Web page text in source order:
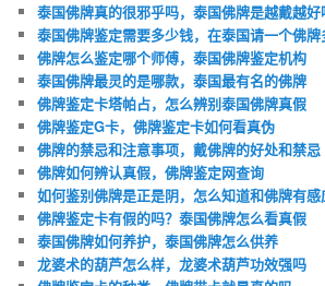
泰国佛牌真的很邪乎吗，泰国佛牌是越戴越好
泰国佛牌鉴定需要多少钱，在泰国请一个佛牌
佛牌怎么鉴定哪个师傅，泰国佛牌鉴定机构
泰国佛牌最灵的是哪款，泰国最有名的佛牌
佛牌鉴定卡塔帕占，怎么辨别泰国佛牌真假
佛牌鉴定G卡，佛牌鉴定卡如何看真伪
佛牌的禁忌和注意事项，戴佛牌的好处和禁忌
佛牌如何辨认真假，佛牌鉴定网查询
如何鉴别佛牌是正是阴，怎么知道和佛牌有感
佛牌鉴定卡有假的吗？泰国佛牌怎么看真假
泰国佛牌如何养护，泰国佛牌怎么供养
龙婆术的葫芦怎么样，龙婆术葫芦功效强吗